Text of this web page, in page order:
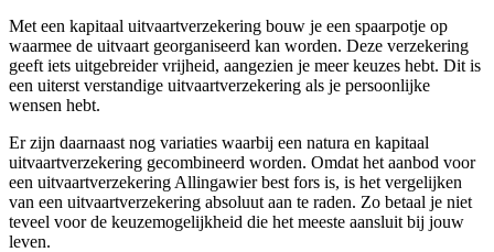
Met een kapitaal uitvaartverzekering bouw je een spaarpotje op
waarmee de uitvaart georganiseerd kan worden. Deze verzekering
geeft iets uitgebreider vrijheid, aangezien je meer keuzes hebt. Dit is
een uiterst verstandige uitvaartverzekering als je persoonlijke
wensen hebt.
Er zijn daarnaast nog variaties waarbij een natura en kapitaal
uitvaartverzekering gecombineerd worden. Omdat het aanbod voor
een uitvaartverzekering Allingawier best fors is, is het vergelijken
van een uitvaartverzekering absoluut aan te raden. Zo betaal je niet
teveel voor de keuzemogelijkheid die het meeste aansluit bij jouw
leven.